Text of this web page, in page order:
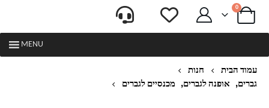
0
MENU
עמוד הבית
חנות
גברים, אופנה לגברים, מכנסיים לגברים